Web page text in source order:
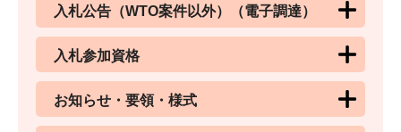
入札公告（WTO案件以外）（電子調達）
入札参加資格
お知らせ・要領・様式